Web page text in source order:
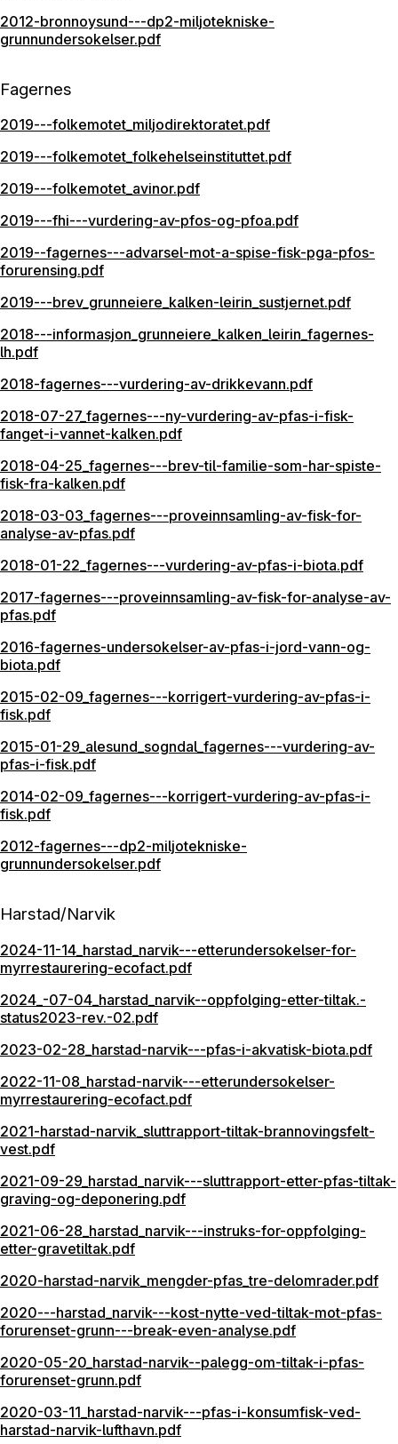
2012-bronnoysund---dp2-miljotekniske-
grunnundersokelser.pdf
Fagernes
2019---folkemotet_miljodirektoratet.pdf
2019---folkemotet_folkehelseinstituttet.pdf
2019---folkemotet_avinor.pdf
2019---fhi---vurdering-av-pfos-og-pfoa.pdf
2019--fagernes---advarsel-mot-a-spise-fisk-pga-pfos-
forurensing.pdf
2019---brev_grunneiere_kalken-leirin_sustjernet.pdf
2018---informasjon_grunneiere_kalken_leirin_fagernes-
lh.pdf
2018-fagernes---vurdering-av-drikkevann.pdf
2018-07-27_fagernes---ny-vurdering-av-pfas-i-fisk-
fanget-i-vannet-kalken.pdf
2018-04-25_fagernes---brev-til-familie-som-har-spiste-
fisk-fra-kalken.pdf
2018-03-03_fagernes---proveinnsamling-av-fisk-for-
analyse-av-pfas.pdf
2018-01-22_fagernes---vurdering-av-pfas-i-biota.pdf
2017-fagernes---proveinnsamling-av-fisk-for-analyse-av-
pfas.pdf
2016-fagernes-undersokelser-av-pfas-i-jord-vann-og-
biota.pdf
2015-02-09_fagernes---korrigert-vurdering-av-pfas-i-
fisk.pdf
2015-01-29_alesund_sogndal_fagernes---vurdering-av-
pfas-i-fisk.pdf
2014-02-09_fagernes---korrigert-vurdering-av-pfas-i-
fisk.pdf
2012-fagernes---dp2-miljotekniske-
grunnundersokelser.pdf
Harstad/Narvik
2024-11-14_harstad_narvik---etterundersokelser-for-
myrrestaurering-ecofact.pdf
2024_-07-04_harstad_narvik--oppfolging-etter-tiltak.-
status2023-rev.-02.pdf
2023-02-28_harstad-narvik---pfas-i-akvatisk-biota.pdf
2022-11-08_harstad-narvik---etterundersokelser-
myrrestaurering-ecofact.pdf
2021-harstad-narvik_sluttrapport-tiltak-brannovingsfelt-
vest.pdf
2021-09-29_harstad_narvik---sluttrapport-etter-pfas-tiltak-
graving-og-deponering.pdf
2021-06-28_harstad_narvik---instruks-for-oppfolging-
etter-gravetiltak.pdf
2020-harstad-narvik_mengder-pfas_tre-delomrader.pdf
2020---harstad_narvik---kost-nytte-ved-tiltak-mot-pfas-
forurenset-grunn---break-even-analyse.pdf
2020-05-20_harstad-narvik--palegg-om-tiltak-i-pfas-
forurenset-grunn.pdf
2020-03-11_harstad-narvik---pfas-i-konsumfisk-ved-
harstad-narvik-lufthavn.pdf